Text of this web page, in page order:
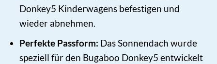
Donkey5 Kinderwagens befestigen und
wieder abnehmen.
Perfekte Passform: Das Sonnendach wurde
speziell für den Bugaboo Donkey5 entwickelt